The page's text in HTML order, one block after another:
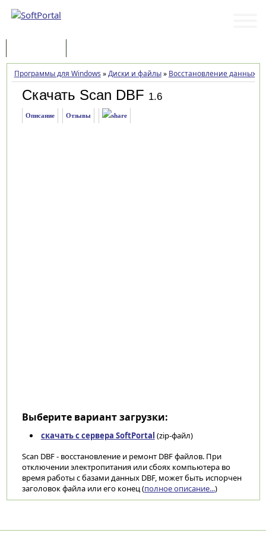
Программы для Windows »Диски и файлы» Восстановление данных
Скачать Scan DBF 1.6
Описание Отзывы
Выберите вариант загрузки:
скачать с сервера SoftPortal (zip-файл)
Scan DBF - восстановление и ремонт DBF файлов. При
отключении электропитания или сбоях компьютера во
время работы с базами данных DBF, может быть испорчен
заголовок файла или его конец (полное описание...)